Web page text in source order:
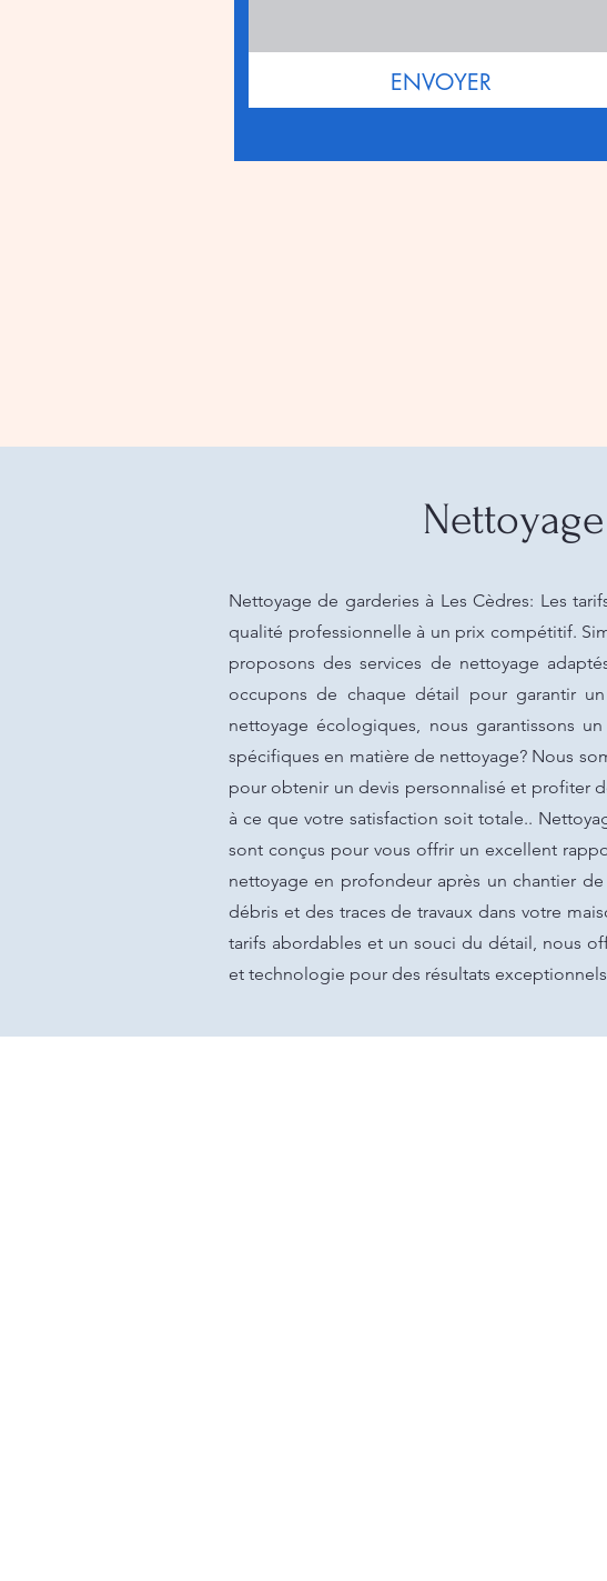
ENVOYER
Nettoyage de garderies à Les Cèdres: Les
qualité professionnelle à un prix compétitif.
proposons des services de nettoyage
occupons de chaque détail pour garantir
nettoyage écologiques, nous garantissons
spécifiques en matière de nettoyage? Nous
pour obtenir un devis personnalisé et profiter
à ce que votre satisfaction soit totale..
sont conçus pour vous offrir un excellent
nettoyage en profondeur après un chantier
débris et des traces de travaux dans votre
tarifs abordables et un souci du détail, nous
et technologie pour des résultats